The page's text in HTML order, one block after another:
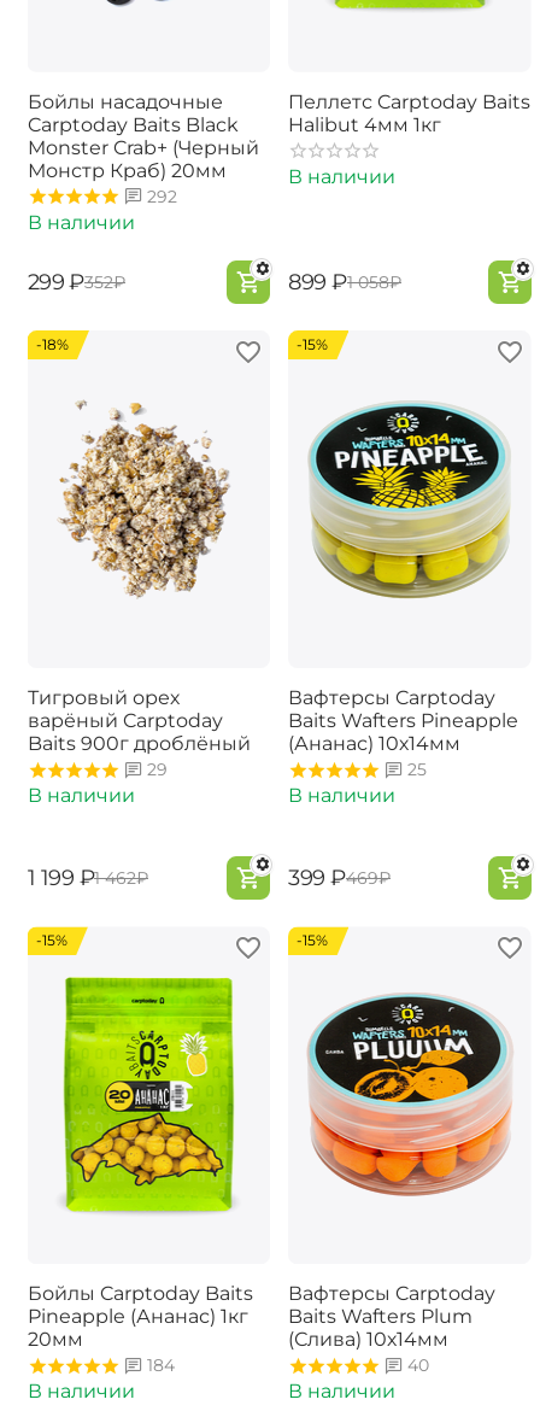
Бойлы насадочные
Carptoday Baits Black
Monster Crab+ (Черный
Монстр Краб) 20мм
292
В наличии
‍299‍ ₽‍352‍₽
Пеллетс Carptoday Baits
Halibut 4мм 1кг
В наличии
‍899‍ ₽‍1 058‍₽
-18%
Тигровый орех
варёный Carptoday
Baits 900г дроблёный
29
В наличии
‍1 199‍ ₽‍1 462‍₽
-15%
Вафтерсы Carptoday
Baits Wafters Pineapple
(Ананас) 10х14мм
25
В наличии
‍399‍ ₽‍469‍₽
-15%
Бойлы Carptoday Baits
Pineapple (Ананас) 1кг
20мм
184
В наличии
-15%
Вафтерсы Carptoday
Baits Wafters Plum
(Слива) 10х14мм
40
В наличии